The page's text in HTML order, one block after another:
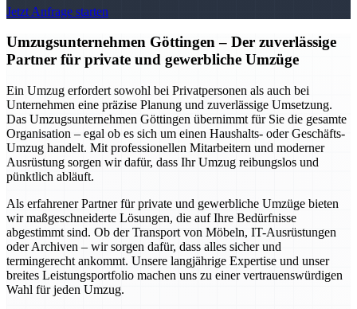
Jetzt Anfrage starten
Umzugsunternehmen Göttingen – Der zuverlässige
Partner für private und gewerbliche Umzüge
Ein Umzug erfordert sowohl bei Privatpersonen als auch bei
Unternehmen eine präzise Planung und zuverlässige Umsetzung.
Das Umzugsunternehmen Göttingen übernimmt für Sie die gesamte
Organisation – egal ob es sich um einen Haushalts- oder Geschäfts-
Umzug handelt. Mit professionellen Mitarbeitern und moderner
Ausrüstung sorgen wir dafür, dass Ihr Umzug reibungslos und
pünktlich abläuft.
Als erfahrener Partner für private und gewerbliche Umzüge bieten
wir maßgeschneiderte Lösungen, die auf Ihre Bedürfnisse
abgestimmt sind. Ob der Transport von Möbeln, IT-Ausrüstungen
oder Archiven – wir sorgen dafür, dass alles sicher und
termingerecht ankommt. Unsere langjährige Expertise und unser
breites Leistungsportfolio machen uns zu einer vertrauenswürdigen
Wahl für jeden Umzug.